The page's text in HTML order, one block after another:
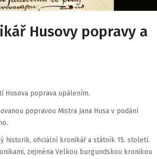
Husovy popravy a
Husova poprava upálením.
popravou Mistra Jana Husa v podání
historik, oficiální kronikář a státník 15. století.
zejména Velkou burgundskou kronikou